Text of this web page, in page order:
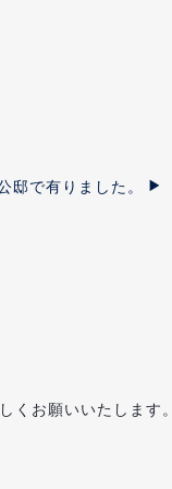
邸で有りました。
くお願いいたします。